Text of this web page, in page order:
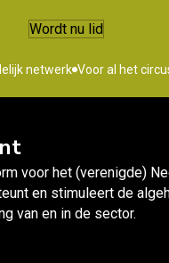
Wordt nu lid
netwerk Voor al het
voor het (verenigde)
en stimuleert de
van en in de sector.